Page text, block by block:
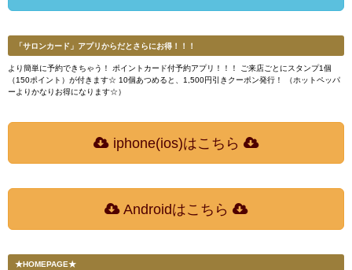
「サロンカード」アプリからだとさらにお得！！！
より簡単に予約できちゃう！ ポイントカード付予約アプリ！！！ ご来店ごとにスタンプ1個
（150ポイント）が付きます☆ 10個あつめると、1,500円引きクーポン発行！ （ホットペッパ
ーよりかなりお得になります☆）
iphone(ios)はこちら
Androidはこちら
★HOMEPAGE★